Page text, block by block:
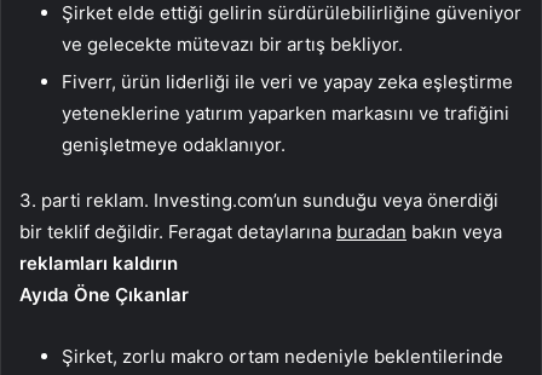
Şirket elde ettiği gelirin sürdürülebilirliğine güveniyor
ve gelecekte mütevazı bir artış bekliyor.
Fiverr, ürün liderliği ile veri ve yapay zeka eşleştirme
yeteneklerine yatırım yaparken markasını ve trafiğini
genişletmeye odaklanıyor.
3. parti reklam. Investing.com’un sunduğu veya önerdiği
bir teklif değildir. Feragat detaylarına buradan bakın veya
reklamları kaldırın
Ayıda Öne Çıkanlar
Şirket, zorlu makro ortam nedeniyle beklentilerinde